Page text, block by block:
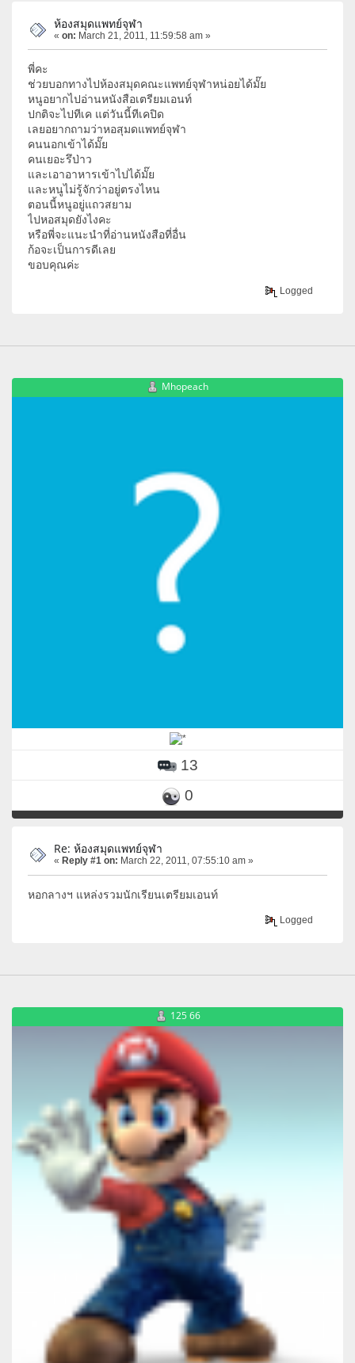
ห้องสมุดแพทย์จุฬา
« on: March 21, 2011, 11:59:58 am »
พี่คะ
ช่วยบอกทางไปห้องสมุดคณะแพทย์จุฬาหน่อยได้มั๊ย
หนูอยากไปอ่านหนังสือเตรียมเอนท์
ปกติจะไปทีเค แต่วันนี้ทีเคปิด
เลยอยากถามว่าหอสุมดแพทย์จุฬา
คนนอกเข้าได้มั๊ย
คนเยอะรึป่าว
และเอาอาหารเข้าไปได้มั๊ย
และหนูไม่รู้จักว่าอยู่ตรงไหน
ตอนนี้หนูอยู่แถวสยาม
ไปหอสมุดยังไงคะ
หรือพี่จะแนะนำที่อ่านหนังสือที่อื่น
ก้อจะเป็นการดีเลย
ขอบคุณค่ะ
Logged
Mhopeach
13
0
Re: ห้องสมุดแพทย์จุฬา
« Reply #1 on: March 22, 2011, 07:55:10 am »
หอกลางฯ แหล่งรวมนักเรียนเตรียมเอนท์
Logged
125 66